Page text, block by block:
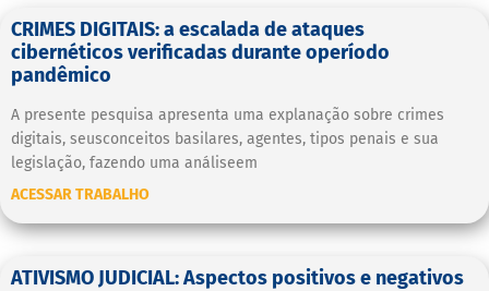
CRIMES DIGITAIS: a escalada de ataques
cibernéticos verificadas durante operíodo
pandêmico
A presente pesquisa apresenta uma explanação sobre crimes
digitais, seusconceitos basilares, agentes, tipos penais e sua
legislação, fazendo uma análiseem
ACESSAR TRABALHO
ATIVISMO JUDICIAL: Aspectos positivos e negativos